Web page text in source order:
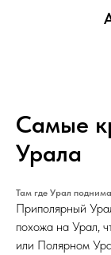
Самые
Урала
Там где Урал
Приполярный
похожа на Урал,
или Полярном